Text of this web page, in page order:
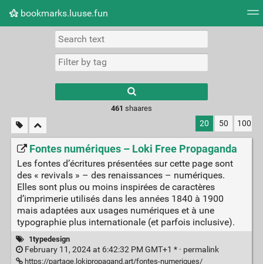
bookmarks.luuse.fun
Picture wall
results.
461 shaares
20 50 100
Fontes numériques – Loki Free Propaganda
Les fontes d’écritures présentées sur cette page sont
des « revivals » – des renaissances – numériques.
Elles sont plus ou moins inspirées de caractères
d’imprimerie utilisés dans les années 1840 à 1900
mais adaptées aux usages numériques et à une
typographie plus internationale (et parfois inclusive).
1typedesign
February 11, 2024 at 6:42:32 PM GMT+1 * · permalink
https://partage.lokipropagand.art/fontes-numeriques/